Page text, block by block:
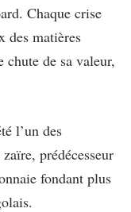
Chaque crise
des matières
chute de sa valeur,
l’un des
prédécesseur
fondant plus